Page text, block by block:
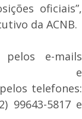
oficiais”,
da ACNB.
e-mails
telefones:
99643-5817 e